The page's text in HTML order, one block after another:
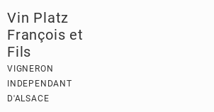
content
Vin Platz
François et
Fils
VIGNERON
INDEPENDANT
D'ALSACE